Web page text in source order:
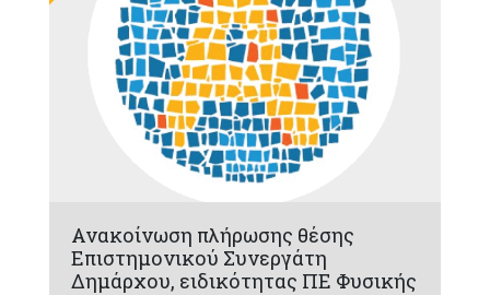
Ανακοίνωση πλήρωσης θέσης
Επιστημονικού Συνεργάτη
Δημάρχου, ειδικότητας ΠΕ Φυσικής